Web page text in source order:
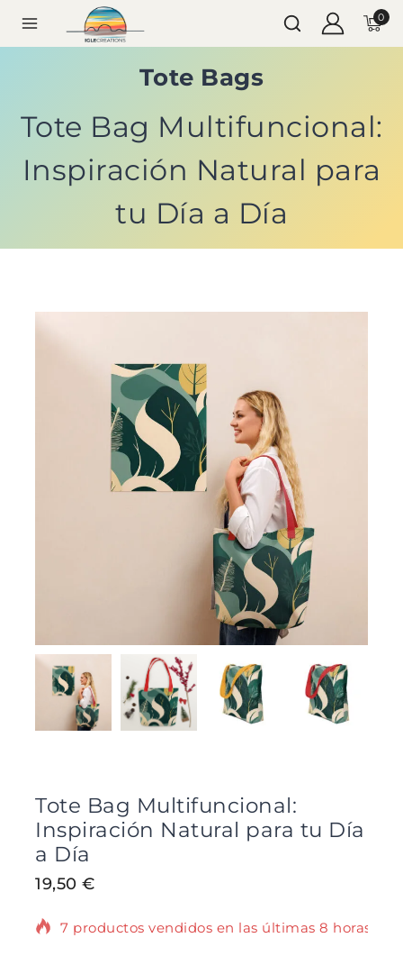
0
Tote Bags
Tote Bag Multifuncional:
Inspiración Natural para
tu Día a Día
Tote Bag Multifuncional:
Inspiración Natural para tu Día
a Día
19,50 €
7 productos vendidos en las últimas 8 horas